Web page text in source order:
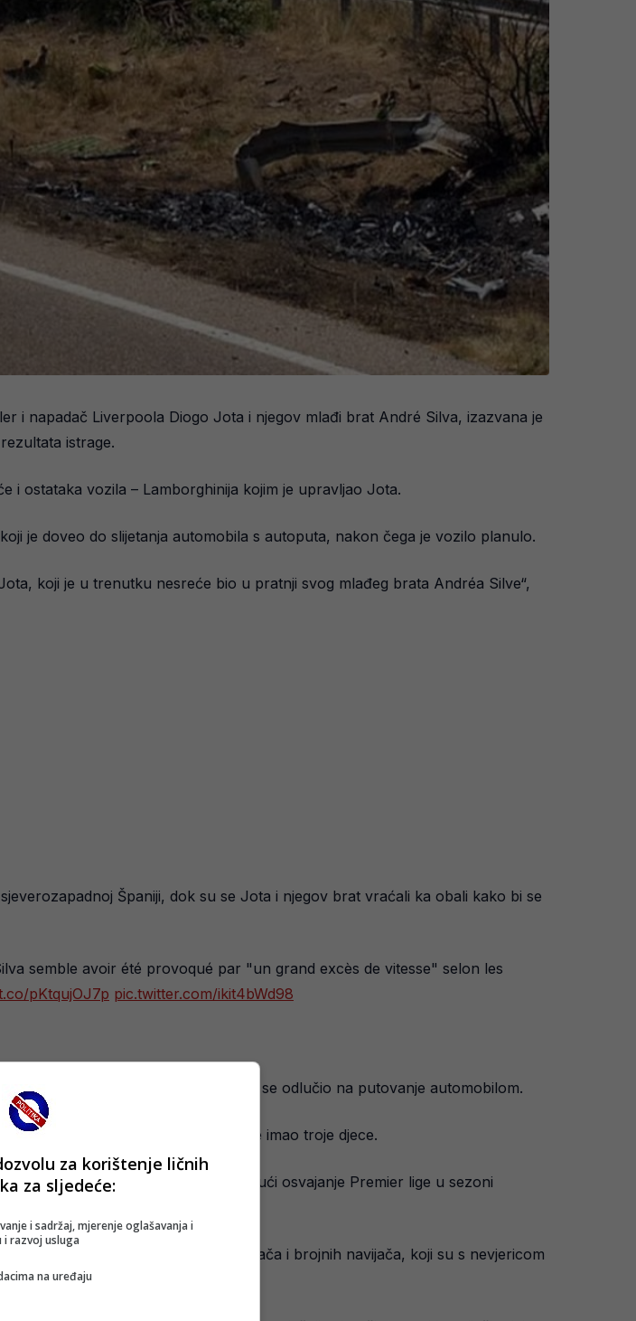
i napadač Liverpoola Diogo Jota i njegov mlađi brat André Silva, izazvana je
istrage.
i ostataka vozila – Lamborghinija kojim je upravljao Jota.
je doveo do slijetanja automobila s autoputa, nakon čega je vozilo planulo.
koji je u trenutku nesreće bio u pratnji svog mlađeg brata Andréa Silve“,
Španiji, dok su se Jota i njegov brat vraćali ka obali kako bi se
semble avoir été provoqué par "un grand excès de vitesse" selon les
pKtqujOJ7p pic.twitter.com/ikit4bWd98
zbog nedavne operacije pluća, pa se odlučio na putovanje automobilom.
partnericom, s kojom je imao troje djece.
u uspjesima “Redsa”, uključujući osvajanje Premier lige u sezoni
prisustvu porodice, prijatelja, saigrača i brojnih navijača, koji su s nevjericom
za korištenje ličnih
za sljedeće:
i sadržaj, mjerenje oglašavanja i
i razvoj usluga
na uređaju